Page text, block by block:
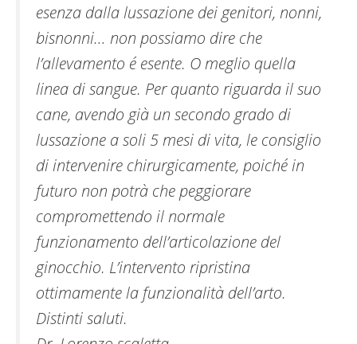
esenza dalla lussazione dei genitori, nonni,
bisnonni… non possiamo dire che
l’allevamento é esente. O meglio quella
linea di sangue. Per quanto riguarda il suo
cane, avendo già un secondo grado di
lussazione a soli 5 mesi di vita, le consiglio
di intervenire chirurgicamente, poiché in
futuro non potrà che peggiorare
compromettendo il normale
funzionamento dell’articolazione del
ginocchio. L’intervento ripristina
ottimamente la funzionalità dell’arto.
Distinti saluti.